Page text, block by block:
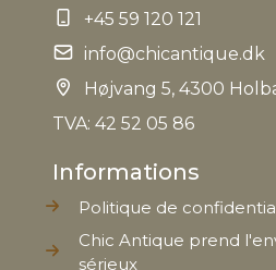
+45 59 120 121
info@chicantique.dk
Højvang 5, 4300
TVA: 42 52 05 86
Informations
Politique de
Chic Antique prend
sérieux